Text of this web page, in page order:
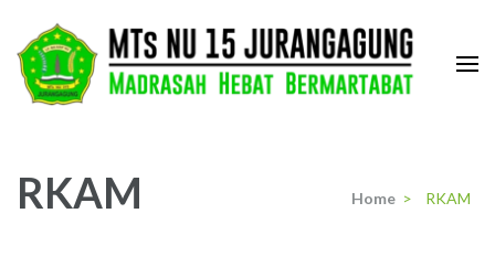
content
(Press
RKAM Home > RKAM